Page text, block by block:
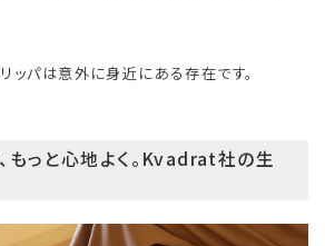
ッパは意外に身近にある存在です。
もっと心地よく。Kvadrat社の生